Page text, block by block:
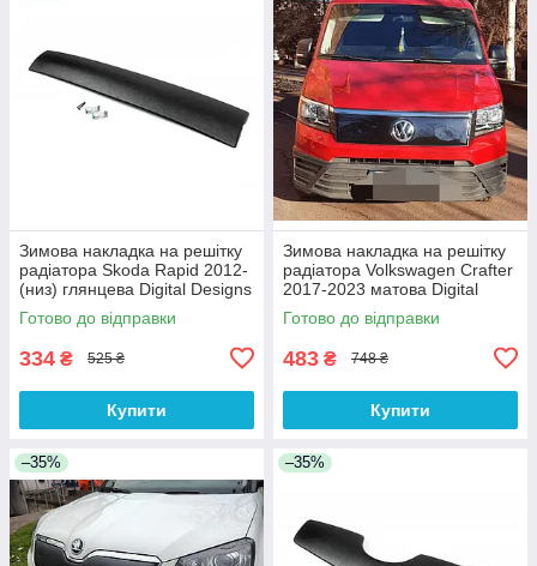
Зимова накладка на решітку
радіатора Skoda Rapid 2012-
(низ) глянцева Digital Designs
Готово до відправки
334 ₴ 525 ₴
Купити
Зимова накладка на решітку
радіатора Volkswagen Crafter
2017-2023 матова Digital
Designs
Готово до відправки
483 ₴ 748 ₴
Купити
–35% –35%